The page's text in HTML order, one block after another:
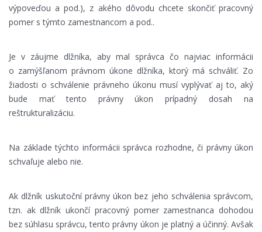
výpoveďou a pod.), z akého dôvodu chcete skončiť pracovný
pomer s týmto zamestnancom a pod..
Je v záujme dlžníka, aby mal správca čo najviac informácii
o zamýšľanom právnom úkone dlžníka, ktorý má schváliť. Zo
žiadosti o schválenie právneho úkonu musí vyplývať aj to, aký
bude mať tento právny úkon prípadný dosah na
reštrukturalizáciu.
Na základe týchto informácii správca rozhodne, či právny úkon
schvaľuje alebo nie.
Ak dlžník uskutoční právny úkon bez jeho schválenia správcom,
tzn. ak dlžník ukončí pracovný pomer zamestnanca dohodou
bez súhlasu správcu, tento právny úkon je platný a účinný. Avšak